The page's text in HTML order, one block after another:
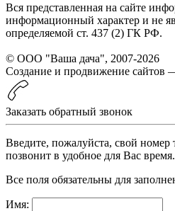
Вся представленная на сайте
информационный характер и не
определяемой ст. 437 (2) ГК РФ.
© ООО "Ваша дача", 2007-2026
Создание и продвижение сайтов
Заказать обратный звонок
Введите, пожалуйста, свой
позвонит в удобное для Вас время.
Все поля обязательны для
Имя: